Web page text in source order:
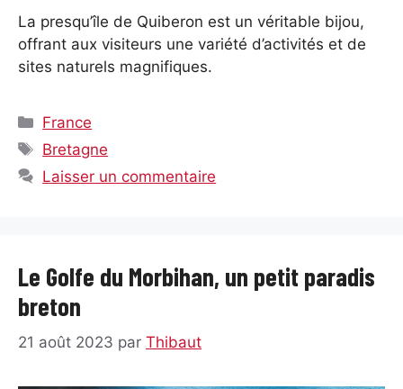
La presqu’île de Quiberon est un véritable bijou,
offrant aux visiteurs une variété d’activités et de
sites naturels magnifiques.
Catégories
France
Étiquettes
Bretagne
Laisser un commentaire
Le Golfe du Morbihan, un petit paradis
breton
21 août 2023 par Thibaut